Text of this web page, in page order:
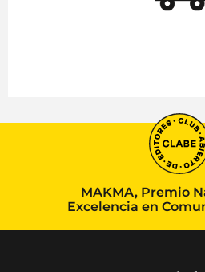
MAKMA, Premio
Excelencia en